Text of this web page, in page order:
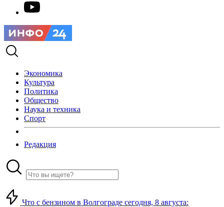
Экономика
Культура
Политика
Общество
Наука и техника
Спорт
Редакция
Что с бензином в Волгограде сегодня, 8 августа: